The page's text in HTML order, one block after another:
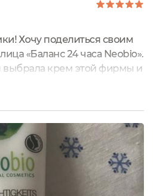
Хочу поделиться своим
«Баланс 24 часа Neobio».
выбрала крем этой фирмы и
LOGOCOS Naturkosmetik
их философия и наличие
А также то, что
об окружающей среде,